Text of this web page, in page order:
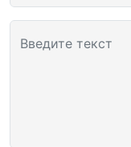
Введите текст